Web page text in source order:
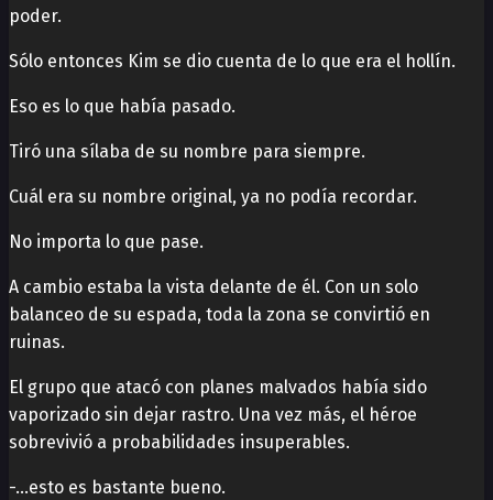
poder.
Sólo entonces Kim se dio cuenta de lo que era el hollín.
Eso es lo que había pasado.
Tiró una sílaba de su nombre para siempre.
Cuál era su nombre original, ya no podía recordar.
No importa lo que pase.
A cambio estaba la vista delante de él. Con un solo
balanceo de su espada, toda la zona se convirtió en
ruinas.
El grupo que atacó con planes malvados había sido
vaporizado sin dejar rastro. Una vez más, el héroe
sobrevivió a probabilidades insuperables.
-…esto es bastante bueno.